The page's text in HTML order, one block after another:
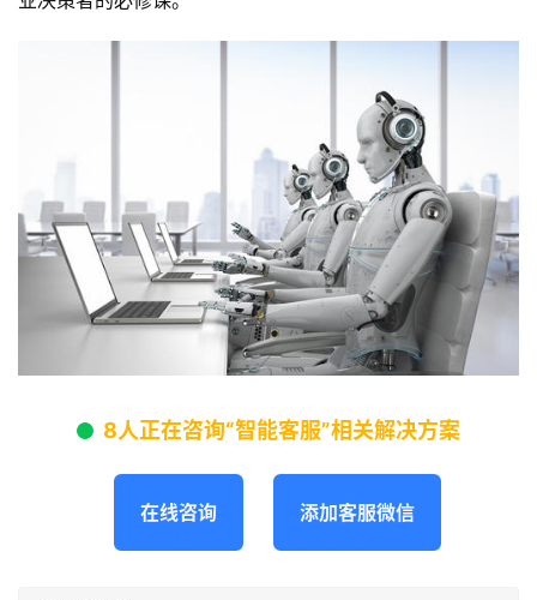
8人正在咨询“智能客服”相关解决方案
在线咨询 添加客服微信